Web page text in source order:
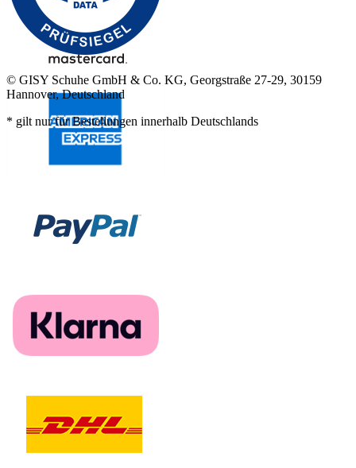
© GISY Schuhe GmbH & Co. KG, Georgstraße 27-29, 30159
Hannover, Deutschland
* gilt nur für Bestellungen innerhalb Deutschlands